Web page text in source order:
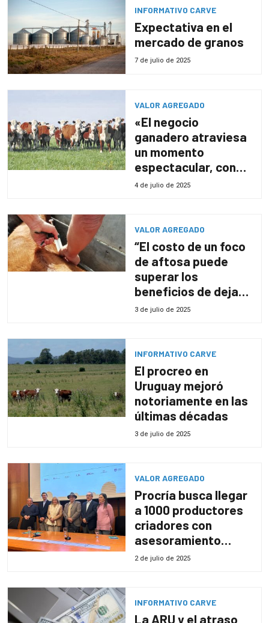
INFORMATIVO CARVE
Expectativa en el
mercado de granos
7 de julio de 2025
VALOR AGREGADO
«El negocio
ganadero atraviesa
un momento
espectacular, con
precios que
4 de julio de 2025
VALOR AGREGADO
“El costo de un foco
de aftosa puede
superar los
beneficios de dejar
de vacunar”, dijo
3 de julio de 2025
INFORMATIVO CARVE
El procreo en
Uruguay mejoró
notoriamente en las
últimas décadas
3 de julio de 2025
VALOR AGREGADO
Procría busca llegar
a 1000 productores
criadores con
asesoramiento
técnico
2 de julio de 2025
INFORMATIVO CARVE
La ARU y el atraso